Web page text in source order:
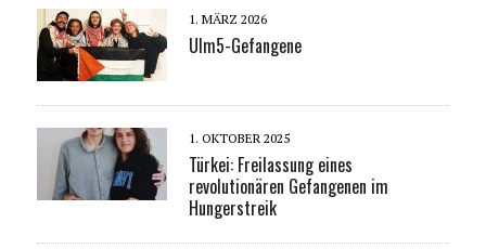
1. MÄRZ 2026
Ulm5-Gefangene
1. OKTOBER 2025
Türkei: Freilassung eines
revolutionären Gefangenen im
Hungerstreik